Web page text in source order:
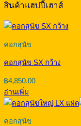
สินค้าแฮปปี้เฮาส์
คอกสุนัข
คอกสุนัข SX กว้าง
฿4,850.00
อ่านเพิ่ม
คอกสุนัข